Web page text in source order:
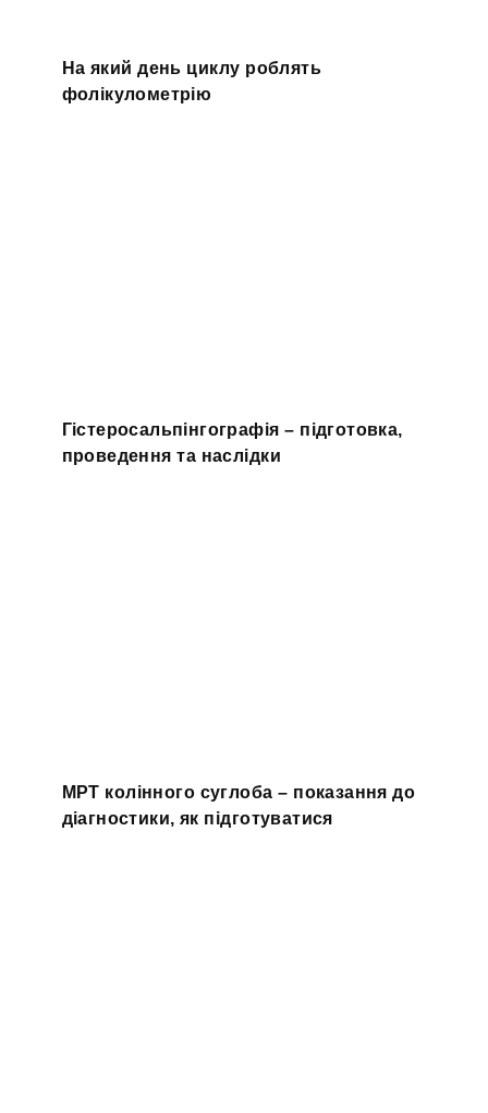
На який день циклу роблять
фолікулометрію
Гістеросальпінгографія – підготовка,
проведення та наслідки
МРТ колінного суглоба – показання до
діагностики, як підготуватися